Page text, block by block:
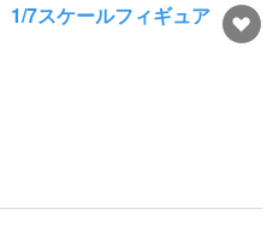
7スケールフィギュア